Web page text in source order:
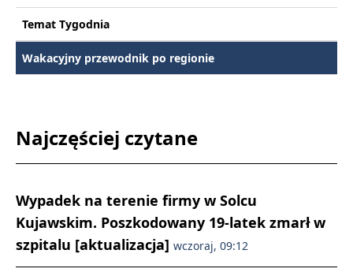
Temat Tygodnia
Wakacyjny przewodnik po regionie
Najczęściej czytane
Wypadek na terenie firmy w Solcu
Kujawskim. Poszkodowany 19-latek zmarł w
szpitalu [aktualizacja] wczoraj, 09:12